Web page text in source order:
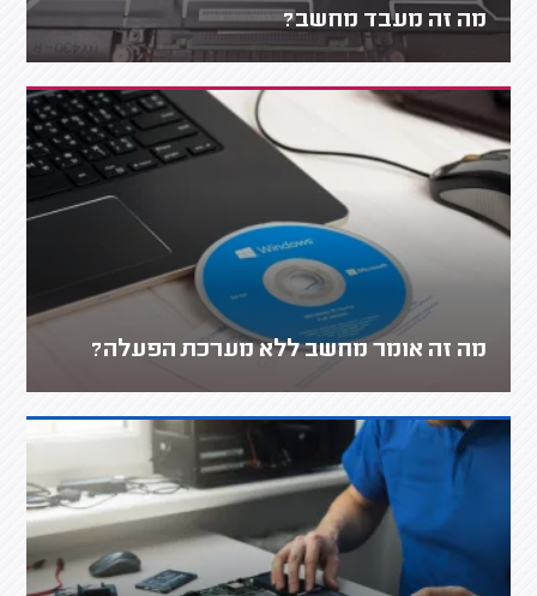
מה זה מעבד מחשב?
מה זה אומר מחשב ללא מערכת הפעלה?